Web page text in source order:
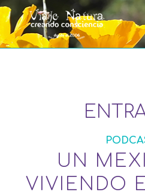
UN
VIVIENDO